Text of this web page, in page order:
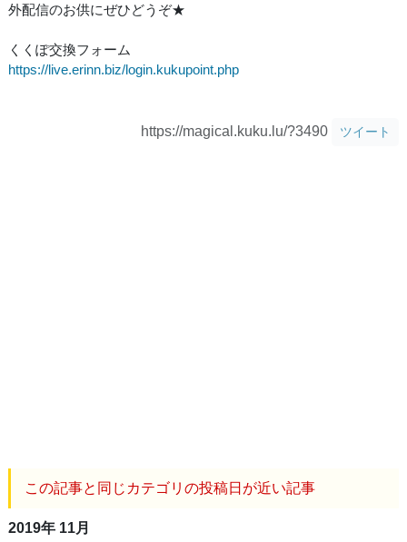
外配信のお供にぜひどうぞ★
くくぽ交換フォーム
https://live.erinn.biz/login.kukupoint.php
https://magical.kuku.lu/?3490 ツイート
この記事と同じカテゴリの投稿日が近い記事
2019年 11月